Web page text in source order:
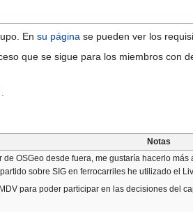
En su página se pueden ver los
que se sigue para los miembros con
Notas
OSGeo desde fuera, me gustaría hacerlo
sobre SIG en ferrocarriles he utilizado el
para poder participar en las decisiones del